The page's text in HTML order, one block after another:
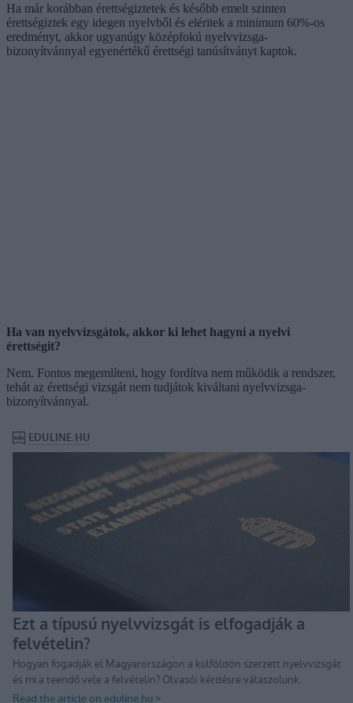
Ha már korábban érettségiztetek és később emelt szinten
érettségiztek egy idegen nyelvből és eléritek a minimum 60%-os
eredményt, akkor ugyanúgy középfokú nyelvvizsga-
bizonyítvánnyal egyenértékű érettségi tanúsítványt kaptok.
Ha van nyelvvizsgátok, akkor ki lehet hagyni a nyelvi
érettségit?
Nem. Fontos megemlíteni, hogy fordítva nem működik a rendszer,
tehát az érettségi vizsgát nem tudjátok kiváltani nyelvvizsga-
bizonyítvánnyal.